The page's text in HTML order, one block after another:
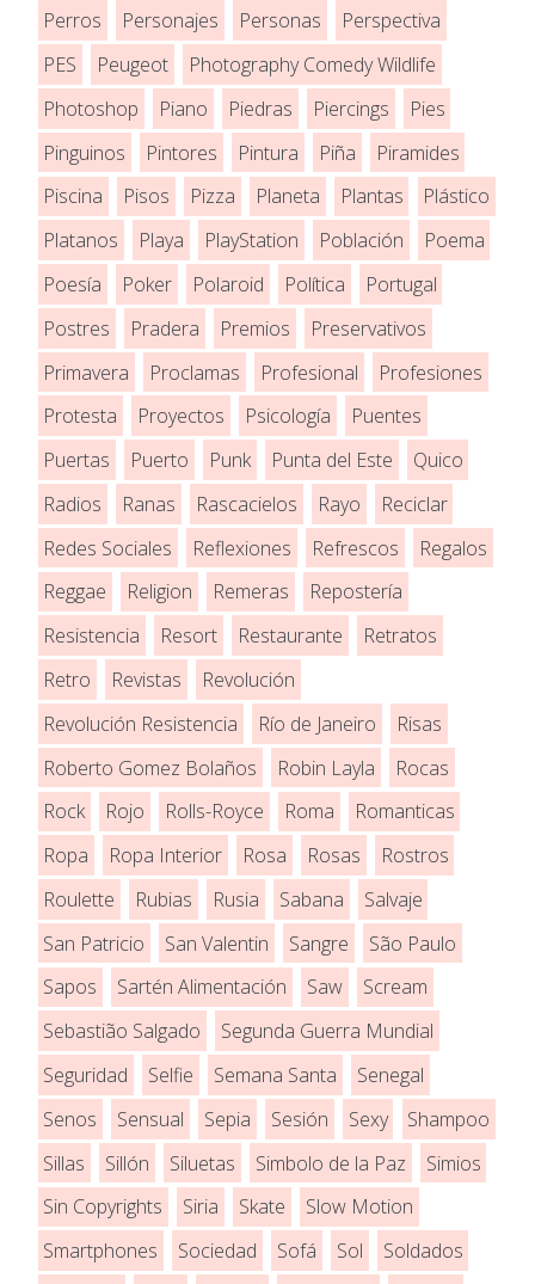
Perros
Personajes Personas
Perspectiva
PES
Peugeot
Photography Comedy Wildlife
Photoshop
Piano Piedras Piercings
Pies
Pinguinos
Pintores Pintura Piña
Piramides
Piscina
Pisos Pizza Planeta Plantas
Plástico
Platanos
Playa PlayStation Población
Poema
Poesía
Poker Polaroid Política
Portugal
Postres
Pradera Premios
Preservativos
Primavera
Proclamas Profesional
Profesiones
Protesta
Proyectos Psicología
Puentes
Puertas
Puerto Punk Punta del Este
Quico
Radios
Ranas Rascacielos Rayo
Reciclar
Redes Sociales
Reflexiones Refrescos
Regalos
Reggae
Religion Remeras
Repostería
Resistencia
Resort Restaurante
Retratos
Retro
Revistas
Revolución
Revolución Resistencia
Río de Janeiro
Risas
Roberto Gomez Bolaños
Robin Layla
Rocas
Rock
Rojo Rolls-Royce Roma
Romanticas
Ropa
Ropa Interior Rosa Rosas
Rostros
Roulette
Rubias Rusia Sabana
Salvaje
San Patricio
San Valentin Sangre
São Paulo
Sapos
Sartén Alimentación Saw
Scream
Sebastião Salgado
Segunda Guerra Mundial
Seguridad
Selfie Semana Santa
Senegal
Senos
Sensual Sepia Sesión Sexy
Shampoo
Sillas
Sillón Siluetas Simbolo de la Paz
Simios
Sin Copyrights
Siria Skate
Slow Motion
Smartphones
Sociedad Sofá Sol
Soldados